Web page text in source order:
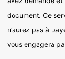
document. Ce
n’aurez pas à
vous engagera